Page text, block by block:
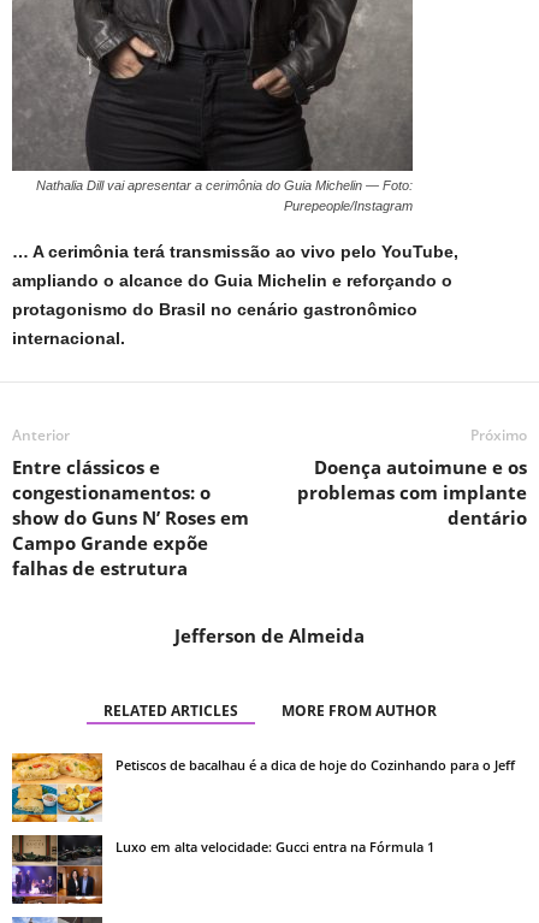
Nathalia Dill vai apresentar a cerimônia do Guia Michelin — Foto:
Purepeople/Instagram
… A cerimônia terá transmissão ao vivo pelo YouTube,
ampliando o alcance do Guia Michelin e reforçando o
protagonismo do Brasil no cenário gastronômico
internacional.
Anterior
Entre clássicos e
congestionamentos: o
show do Guns N’ Roses em
Campo Grande expõe
falhas de estrutura
Próximo
Doença autoimune e os
problemas com implante
dentário
Jefferson de Almeida
RELATED ARTICLES MORE FROM AUTHOR
Petiscos de bacalhau é a dica de hoje do Cozinhando para o Jeff
Luxo em alta velocidade: Gucci entra na Fórmula 1